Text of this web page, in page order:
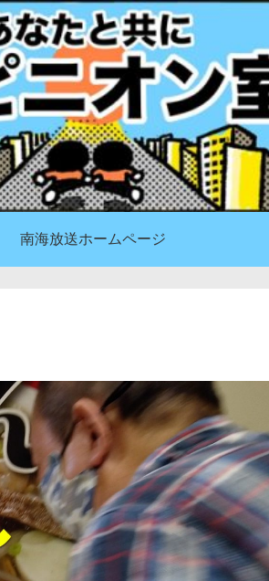
南海放送ホームページ